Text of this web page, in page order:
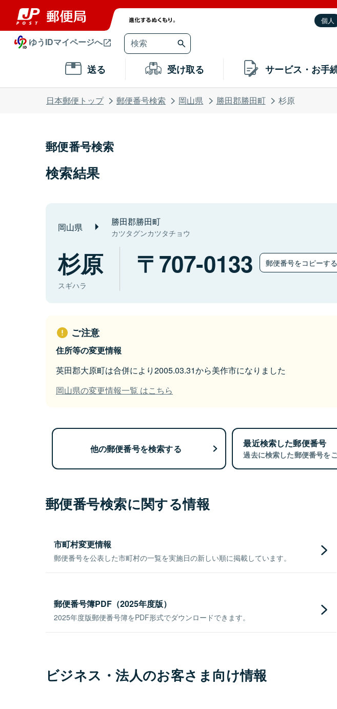
個人
ゆうIDマイページへ
送る 受け取る サービス・お手
日本郵便トップ 郵便番号検索 岡山県 勝田郡勝田町 杉原
郵便番号検索
検索結果
岡山県 勝田郡勝田町
カツタグンカツタチョウ
杉原
スギハラ
707-0133 郵便番号をコピーする
ご注意
住所等の変更情報
英田郡大原町は合併により2005.03.31から美作市になりました
岡山県の変更情報一覧 はこちら
他の郵便番号を検索する 最近検索した郵便番号
過去に検索した郵便番号を
郵便番号検索に関する情報
市町村変更情報
郵便番号を公表した市町村の一覧を実施日の新しい順に掲載しています。
郵便番号簿PDF（2025年度版）
2025年度版郵便番号簿をPDF形式でダウンロードできます。
ビジネス・法人のお客さま向け情報